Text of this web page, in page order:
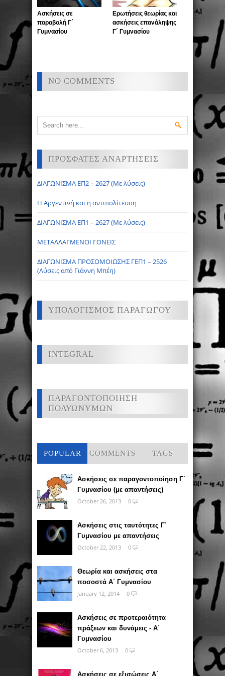
Ασκήσεις σε
παραβολή Γ΄
Γυμνασίου
Ερωτήσεις θεωρίας και
ασκήσεις επανάληψης
Γ΄ Γυμνασίου
NO COMMENTS
ΠΡΟΣΦΑΤΕΣ ΑΝΑΡΤΗΣΕΙΣ
ΔΙΑΓΩΝΙΣΜΑ ΕΠ2 – 2627 (Με λύσεις)
Η Αργεντινή και η αντιπολίτευση
ΔΙΑΓΩΝΙΣΜΑ ΕΠ1 – 2627 (Με λύσεις)
ΜΕΤΑΛΛΑΓΜΕΝΟΙ ΓΟΝΕΙΣ
ΔΙΑΓΩΝΙΣΜΑ ΠΡΟΣΟΜΟΙΩΣΗΣ ΓΕΠ1 – 2526
(Λύσεις από Γιάννη Μπέη)
ΥΠΟΛΟΓΙΣΜΟΣ ΠΑΡΑΓΩΓΟΥ
INTEGRAL
ΠΑΡΑΓΟΝΤΟΠΟΙΗΣΗ
ΠΟΛΥΩΝΥΜΩΝ
POPULAR COMMENTS TAGS
Ασκήσεις σε παραγοντοποίηση Γ΄
Γυμνασίου (με απαντήσεις)
October 26, 2013
0
Ασκήσεις στις ταυτότητες Γ΄
Γυμνασίου με απαντήσεις
October 22, 2013
0
Θεωρία και ασκήσεις στα
ποσοστά Α΄ Γυμνασίου
January 12, 2014
0
Ασκήσεις σε προτεραιότητα
πράξεων και δυνάμεις - Α΄
Γυμνασίου
October 6, 2013
0
Ασκήσεις σε εξισώσεις Α΄